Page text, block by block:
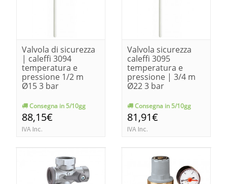
Valvola di sicurezza
| caleffi 3094
temperatura e
pressione 1/2 m
Ø15 3 bar
Consegna in 5/10gg
88,15€
IVA Inc.
Valvola sicurezza
caleffi 3095
temperatura e
pressione | 3/4 m
Ø22 3 bar
Consegna in 5/10gg
81,91€
IVA Inc.